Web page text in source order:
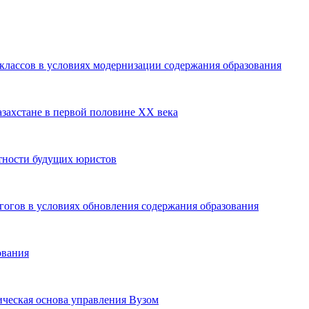
в условиях модернизации содержания образования
в первой половине ХХ века
будущих юристов
в условиях обновления содержания образования
основа управления Вузом